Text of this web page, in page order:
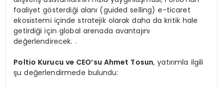
faaliyet gösterdiği alanı (guided selling) e-ticaret
ekosistemi içinde stratejik olarak daha da kritik hale
getirdiği için global arenada avantajını
değerlendirecek. .
Poltio Kurucu ve CEO’su Ahmet Tosun, yatırımla ilgili
şu değerlendirmede bulundu: